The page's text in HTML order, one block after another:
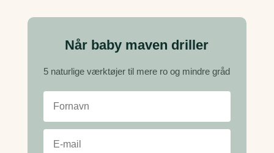
Når baby maven driller
5 naturlige værktøjer til mere ro og mindre gråd